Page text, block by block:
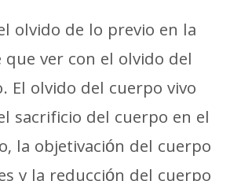
olvido de lo previo en la
ver con el olvido del
El olvido del cuerpo vivo
sacrificio del cuerpo en el
la objetivación del cuerpo